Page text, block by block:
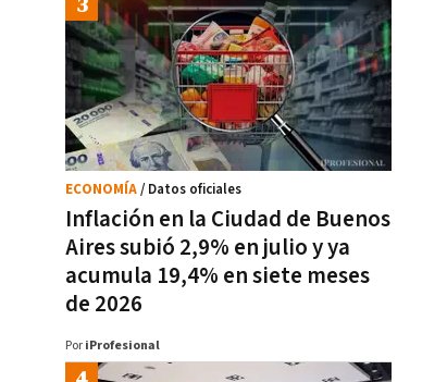
Inflación en la Ciudad de Buenos
Aires subió 2,9% en julio y ya
acumula 19,4% en siete meses
de 2026
ECONOMÍA/ Datos oficiales
Por iProfesional